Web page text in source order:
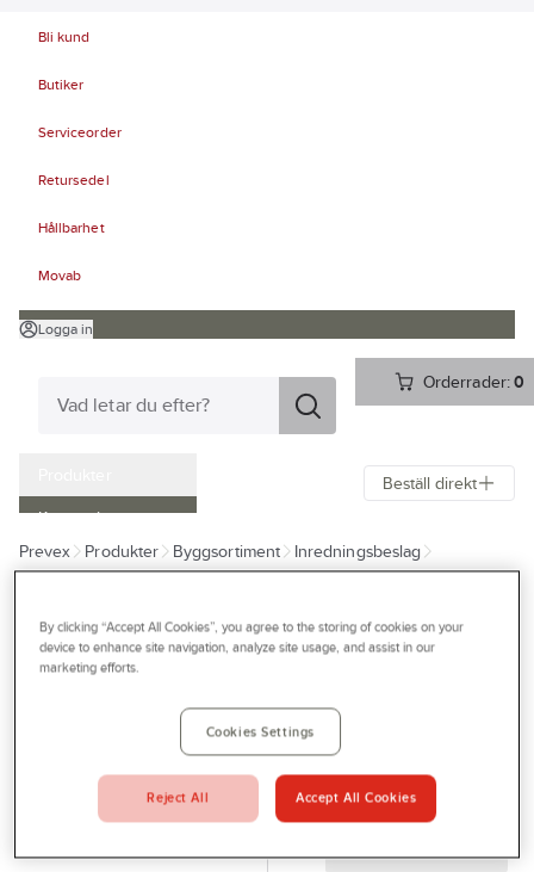
Bli kund
Butiker
Serviceorder
Retursedel
Hållbarhet
Movab
Logga in
Orderrader:0
Kampanjer
Outlet
Bli kund
Profilshop
Serviceverkstad
Företagsprofilering
Beställ direkt
Prevex Produkter Byggsortiment
Inredningsbeslag
HABO
Habo
60X80 SÄK.FOLIE SB
17904
931133
By clicking “Accept All Cookies”, you agree to the storing of cookies on your
device to enhance site navigation, analyze site usage, and assist in our
marketing efforts.
Cookies Settings
Reject All Accept All Cookies